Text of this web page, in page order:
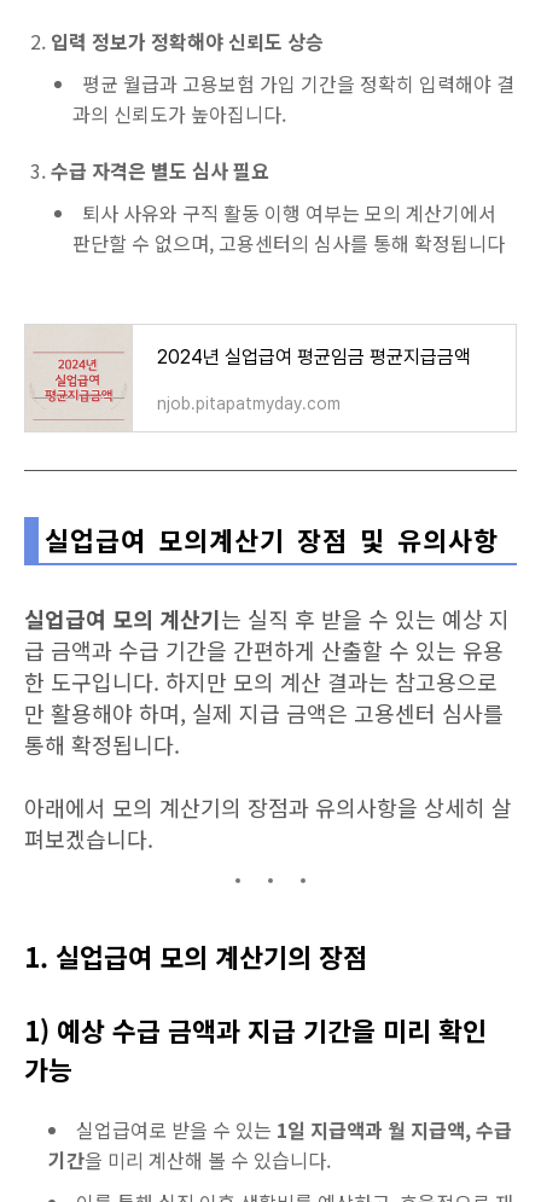
입력 정보가 정확해야 신뢰도 상승
평균 월급과 고용보험 가입 기간을 정확히 입력해야 결
과의 신뢰도가 높아집니다.
수급 자격은 별도 심사 필요
퇴사 사유와 구직 활동 이행 여부는 모의 계산기에서
판단할 수 없으며, 고용센터의 심사를 통해 확정됩니다
2024년 실업급여 평균임금 평균지급금액
njob.pitapatmyday.com
실업급여 모의계산기 장점 및 유의사항
실업급여 모의 계산기는 실직 후 받을 수 있는 예상 지
급 금액과 수급 기간을 간편하게 산출할 수 있는 유용
한 도구입니다. 하지만 모의 계산 결과는 참고용으로
만 활용해야 하며, 실제 지급 금액은 고용센터 심사를
통해 확정됩니다.
아래에서 모의 계산기의 장점과 유의사항을 상세히 살
펴보겠습니다.
1. 실업급여 모의 계산기의 장점
1) 예상 수급 금액과 지급 기간을 미리 확인
가능
실업급여로 받을 수 있는 1일 지급액과 월 지급액, 수급
기간을 미리 계산해 볼 수 있습니다.